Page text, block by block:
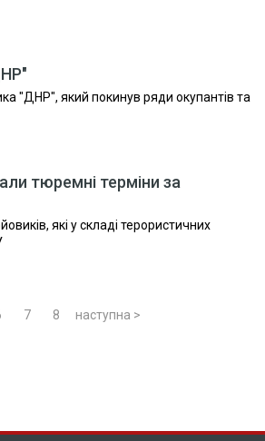
"ДНР", який покинув ряди окупантів та
тюремні терміни за
які у складі терористичних
7 8 наступна >